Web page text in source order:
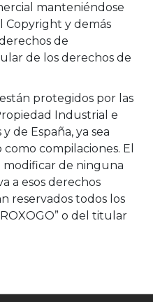
manteniéndose
Copyright y demás
de
de los derechos de
protegidos por las
Industrial e
de España, ya sea
compilaciones. El
de ninguna
a esos derechos
reservados todos los
o del titular